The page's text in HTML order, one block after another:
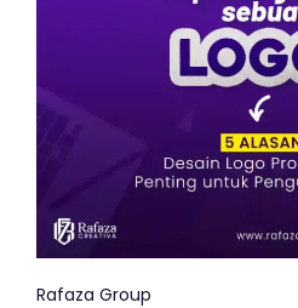
Rafaza Group